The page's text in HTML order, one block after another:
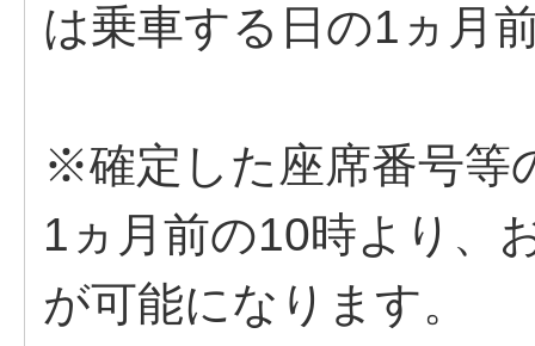
は乗車する日の1ヵ月
※確定した座席番号等
1ヵ月前の10時より、
が可能になります。